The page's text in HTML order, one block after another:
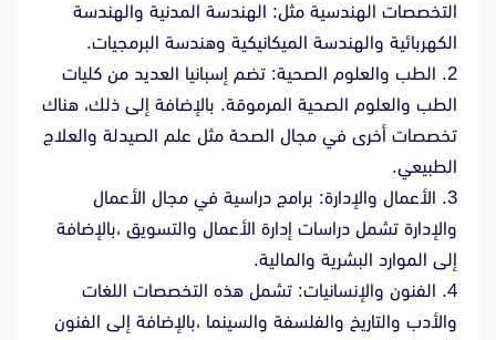
التخصصات الهندسية مثل: الهندسة المدنية والهندسة
الكهربائية والهندسة الميكانيكية وهندسة البرمجيات.
2. الطب والعلوم الصحية: تضم إسبانيا العديد من كليات
الطب والعلوم الصحية المرموقة. بالإضافة إلى ذلك، هناك
تخصصات أخرى في مجال الصحة مثل علم الصيدلة والعلاج
الطبيعي.
3. الأعمال والإدارة: برامج دراسية في مجال الأعمال
والإدارة تشمل دراسات إدارة الأعمال والتسويق ،بالإضافة
إلى الموارد البشرية والمالية.
4. الفنون والإنسانيات: تشمل هذه التخصصات اللغات
والأدب والتاريخ والفلسفة والسينما ،بالإضافة إلى الفنون